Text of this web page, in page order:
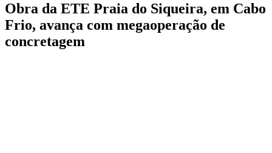
Obra da ETE Praia do Siqueira, em Cabo
Frio, avança com megaoperação de
concretagem